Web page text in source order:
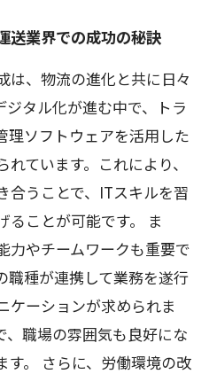
送業界での成功の秘訣
は、物流の進化と共に日々
ジタル化が進む中で、トラ
理ソフトウェアを活用した
ています。これにより、
合うことで、ITスキルを習
ることが可能です。 ま
力やチームワークも重要で
職種が連携して業務を遂行
ケーションが求められま
、職場の雰囲気も良好にな
す。 さらに、労働環境の改